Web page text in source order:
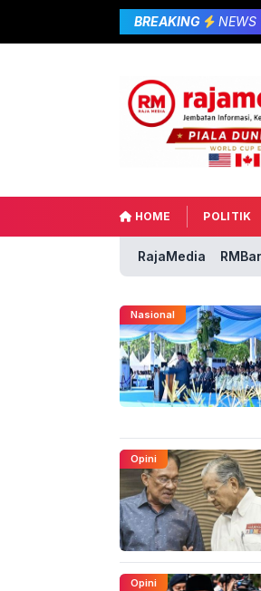
BREAKING NEWS
HOME POLITIK
RajaMedia
Nasional
Opini
Opini